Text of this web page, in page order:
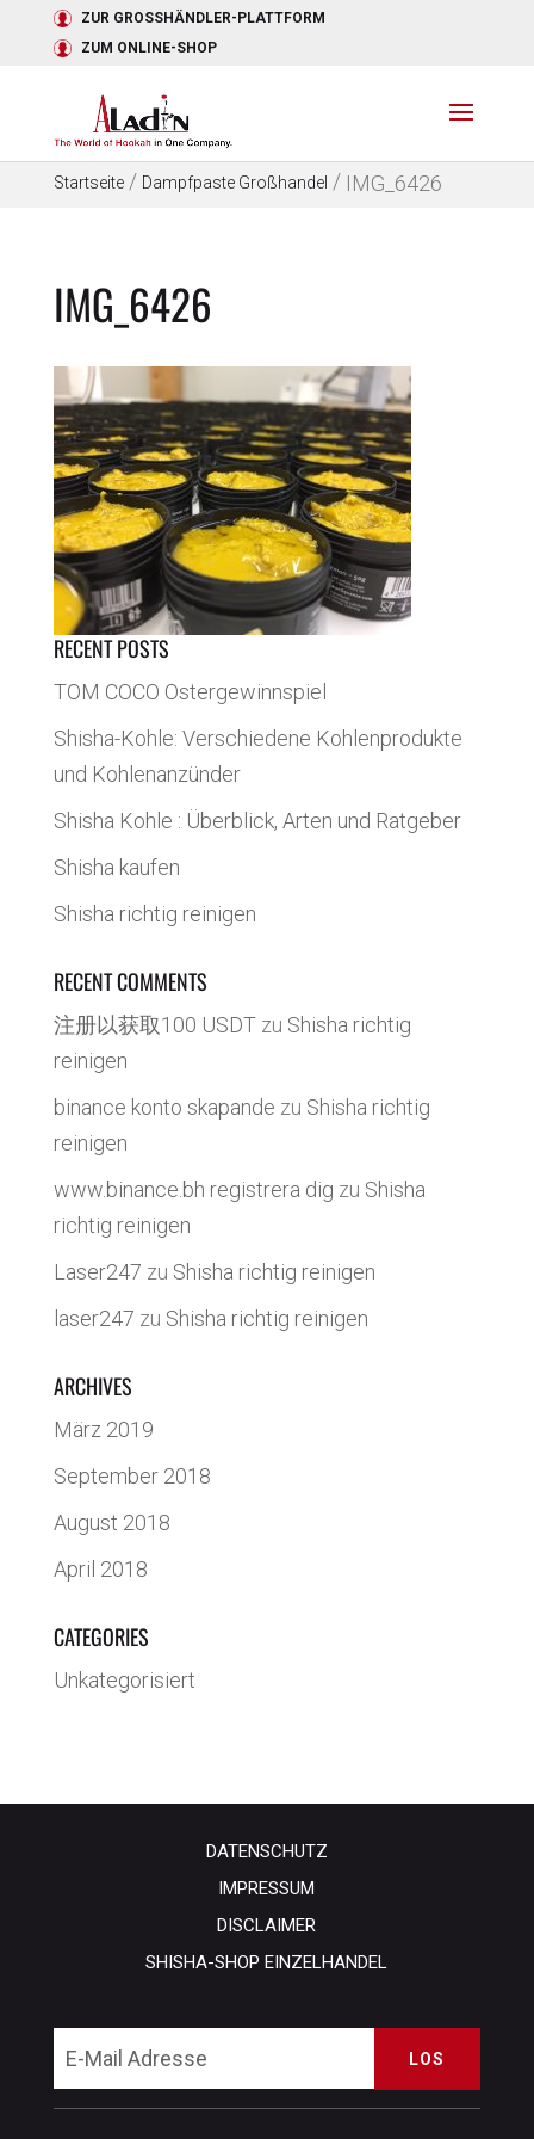
ZUR GROSSHÄNDLER-PLATTFORM
ZUM ONLINE-SHOP
Startseite/ Dampfpaste Großhandel / IMG_6426
IMG_6426
RECENT POSTS
TOM COCO Ostergewinnspiel
Shisha-Kohle: Verschiedene Kohlenprodukte
und Kohlenanzünder
Shisha Kohle : Überblick, Arten und Ratgeber
Shisha kaufen
Shisha richtig reinigen
RECENT COMMENTS
注册以获取100 USDTzu Shisha richtig
reinigen
binance konto skapande zu Shisha richtig
reinigen
www.binance.bh registrera dig zu Shisha
richtig reinigen
Laser247 zu Shisha richtig reinigen
laser247 zu Shisha richtig reinigen
ARCHIVES
März 2019
September 2018
August 2018
April 2018
CATEGORIES
Unkategorisiert
DATENSCHUTZ
IMPRESSUM
DISCLAIMER
SHISHA-SHOP EINZELHANDEL
LOS